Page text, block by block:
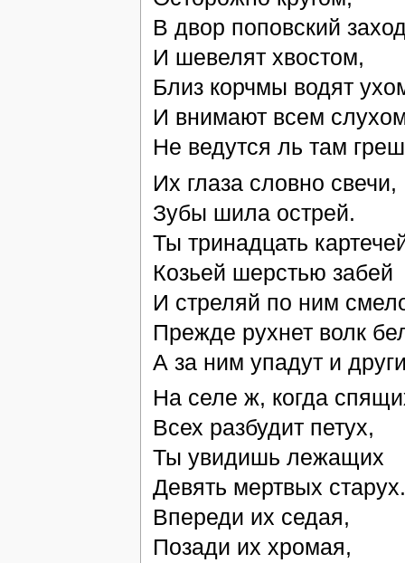
В двор поповский
И шевелят хвостом,
Близ корчмы водят
И внимают всем
Не ведутся ль там
Их глаза словно свечи,
Зубы шила острей.
Ты тринадцать
Козьей шерстью забей
И стреляй по ним
Прежде рухнет волк
А за ним упадут и
На селе ж, когда
Всех разбудит петух,
Ты увидишь лежащих
Девять мертвых старух.
Впереди их седая,
Позади их хромая,